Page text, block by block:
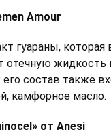
Amour
гуараны,
отечную жидкость
состав также
камфорное масло.
от Anesi